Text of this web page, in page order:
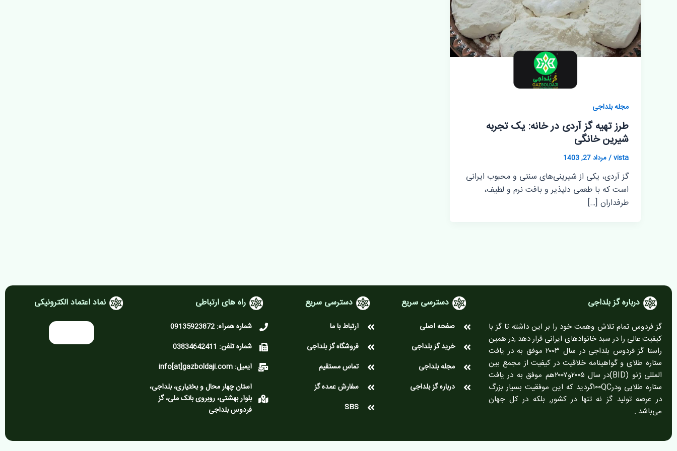
مجله بلداجی
طرز تهیه گز آردی در خانه: یک تجربه
شیرین خانگی
vista
/مرداد 27, 1403
گز آردی، یکی از شیرینی‌های سنتی و محبوب ایرانی
است که با طعمی دلپذیر و بافت نرم و لطیف،
طرفداران […]
درباره گز بلداجی
گز فردوس تمام تلاش وهمت خود را بر این داشته تا گز با
کیفیت عالی را در سبد خانوادهای ایرانی قرار دهد ,در همین
راستا گز فردوس بلداجی در سال ۲۰۰۳ موفق به در یافت
ستاره طلای و گواهینامه خلاقیت در کیفیت از مجمع بین
المللی ژنو (BID)در سال ۲۰۰۵و۲۰۰۷هم موفق به در یافت
ستاره طلایی ودر۱۰۰QCگردید که این موفقیت بسیار بزرگ
در عرصه تولید گز نه تنها در کشور, بلکه در کل جهان
می‌باشد .
دسترسی سریع
صفحه اصلی
خرید گز بلداجی
مجله بلداجی
درباره گز بلداجی
دسترسی سریع
ارتباط با ما
فروشگاه گز بلداجی
تماس مستقیم
سفارش عمده گز
SBS
راه های ارتباطی
شماره همراه: 09135923872
شماره تلفن: 03834642411
ایمیل: info[at]gazboldaji.com
استان چهار محال و بختیاری، بلداجی،
بلوار بهشتی، روبروی بانک ملی، گز
فردوس بلداجی
نماد اعتماد الکترونیکی